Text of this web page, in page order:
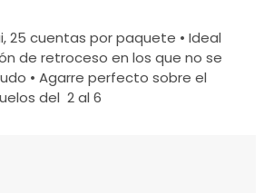
25 cuentas por paquete • Ideal
de retroceso en los que no se
• Agarre perfecto sobre el
del 2 al 6